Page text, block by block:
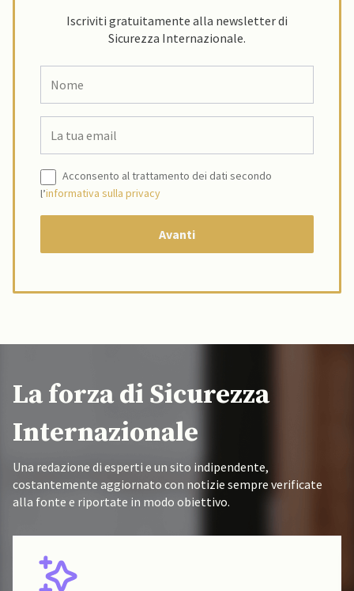
Iscriviti gratuitamente alla newsletter di
Sicurezza Internazionale.
Acconsento al trattamento dei dati secondo
l’informativa sulla privacy
La forza di Sicurezza
Internazionale
Una redazione di esperti e un sito indipendente,
costantemente aggiornato con notizie sempre verificate
alla fonte e riportate in modo obiettivo.